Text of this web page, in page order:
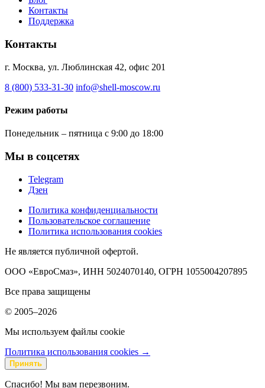
Контакты
Поддержка
Контакты
г. Москва, ул. Люблинская 42, офис 201
8 (800) 533-31-30 info@shell-moscow.ru
Режим работы
Понедельник – пятница с 9:00 до 18:00
Мы в соцсетях
Telegram
Дзен
Политика конфиденциальности
Пользовательское соглашение
Политика использования cookies
Не является публичной офертой.
ООО «ЕвроСмаз», ИНН 5024070140, ОГРН 1055004207895
Все права защищены
© 2005–2026
Мы используем файлы cookie
Политика использования cookies →
Принять
Спасибо! Мы вам перезвоним.